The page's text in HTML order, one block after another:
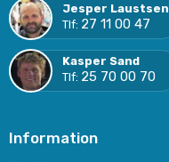
Jesper Laustsen
Tlf: 27 11 00 47
Kasper Sand
Tlf: 25 70 00 70
Information